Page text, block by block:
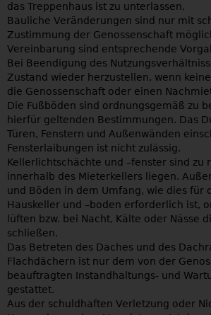
das Treppenhaus ist zu unterlassen.
Bauliche Veränderungen sind nur mit
Zustimmung der Genossenschaft
Vereinbarung sind entsprechende
Bei Beendigung des
Zustand wieder herzustellen, wenn
die Genossenschaft oder einen
Die Fußböden sind ordnungsgemäß zu
hierfür geltenden Bestimmungen. Das
Türen, Fenstern und Außenwänden
Fensterlaibungen ist nicht zulässig.
Kellerlichtschächte und –fenster sind zu
innerhalb des Mieterkellers liegen.
und Böden in dem Umfang, wie dies für
Hauskeller und –boden erforderlich ist,
lüften bzw. bei Nacht, Kälte oder Nässe
schließen.
Das Betreten des Daches und des
Flachdächern ist nur dem von der
beauftragten Instandhaltungs- und
gestattet.
Aus der schuldhaften Verletzung oder